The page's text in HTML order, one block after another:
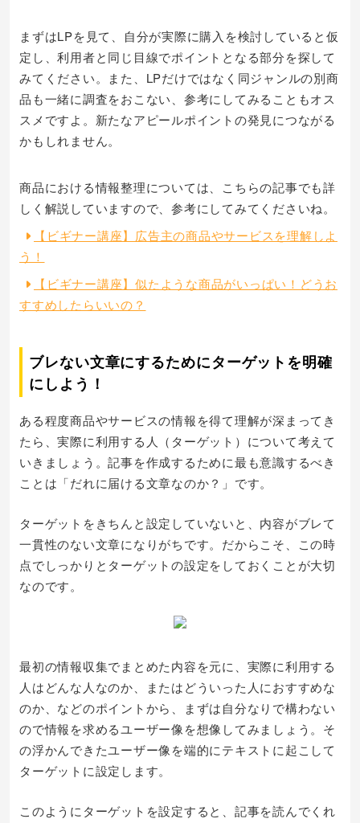
まずはLPを見て、自分が実際に購入を検討していると仮
定し、利用者と同じ目線でポイントとなる部分を探して
みてください。また、LPだけではなく同ジャンルの別商
品も一緒に調査をおこない、参考にしてみることもオス
スメですよ。新たなアピールポイントの発見につながる
かもしれません。
商品における情報整理については、こちらの記事でも詳
しく解説していますので、参考にしてみてくださいね。
【ビギナー講座】広告主の商品やサービスを理解しよ
う！
【ビギナー講座】似たような商品がいっぱい！どうお
すすめしたらいいの？
ブレない文章にするためにターゲットを明確
にしよう！
ある程度商品やサービスの情報を得て理解が深まってき
たら、実際に利用する人（ターゲット）について考えて
いきましょう。記事を作成するために最も意識するべき
ことは「だれに届ける文章なのか？」です。
ターゲットをきちんと設定していないと、内容がブレて
一貫性のない文章になりがちです。だからこそ、この時
点でしっかりとターゲットの設定をしておくことが大切
なのです。
最初の情報収集でまとめた内容を元に、実際に利用する
人はどんな人なのか、またはどういった人におすすめな
のか、などのポイントから、まずは自分なりで構わない
ので情報を求めるユーザー像を想像してみましょう。そ
の浮かんできたユーザー像を端的にテキストに起こして
ターゲットに設定します。
このようにターゲットを設定すると、記事を読んでくれ